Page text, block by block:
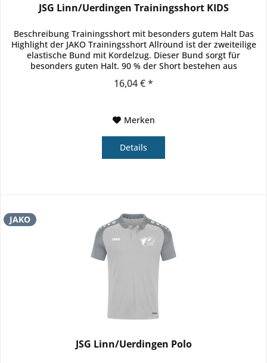
JSG Linn/Uerdingen Trainingsshort KIDS
Beschreibung Trainingsshort mit besonders gutem Halt Das
Highlight der JAKO Trainingsshort Allround ist der zweiteilige
elastische Bund mit Kordelzug. Dieser Bund sorgt für
besonders guten Halt. 90 % der Short bestehen aus
16,04 € *
Merken
Details
JAKO
JSG Linn/Uerdingen Polo